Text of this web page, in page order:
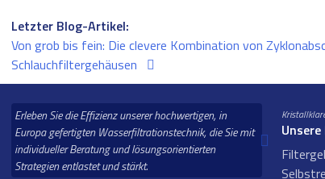
Letzter Blog-Artikel:
Von grob bis fein: Die clevere Kombination von
Schlauchfiltergehäusen
Erleben Sie die Effizienz unserer hochwertigen, in
Europa gefertigten Wasserfiltrationstechnik, die Sie mit
individueller Beratung und lösungsorientierten
Strategien entlastet und stärkt.